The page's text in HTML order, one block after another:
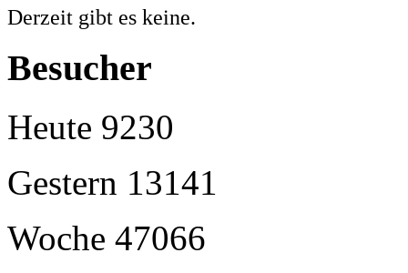
Derzeit gibt es keine.
Besucher
Heute 9230
Gestern 13141
Woche 47066